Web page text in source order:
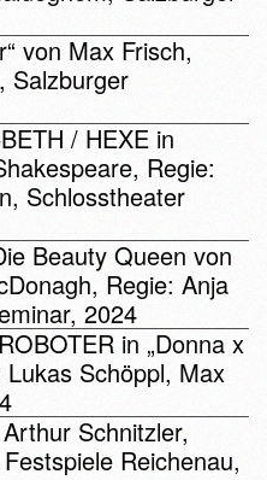
von Max Frisch,
Salzburger
/ HEXE in
Regie:
Schlosstheater
Beauty Queen von
Regie: Anja
2024
in „Donna x
Lukas Schöppl, Max
Schnitzler,
Reichenau,